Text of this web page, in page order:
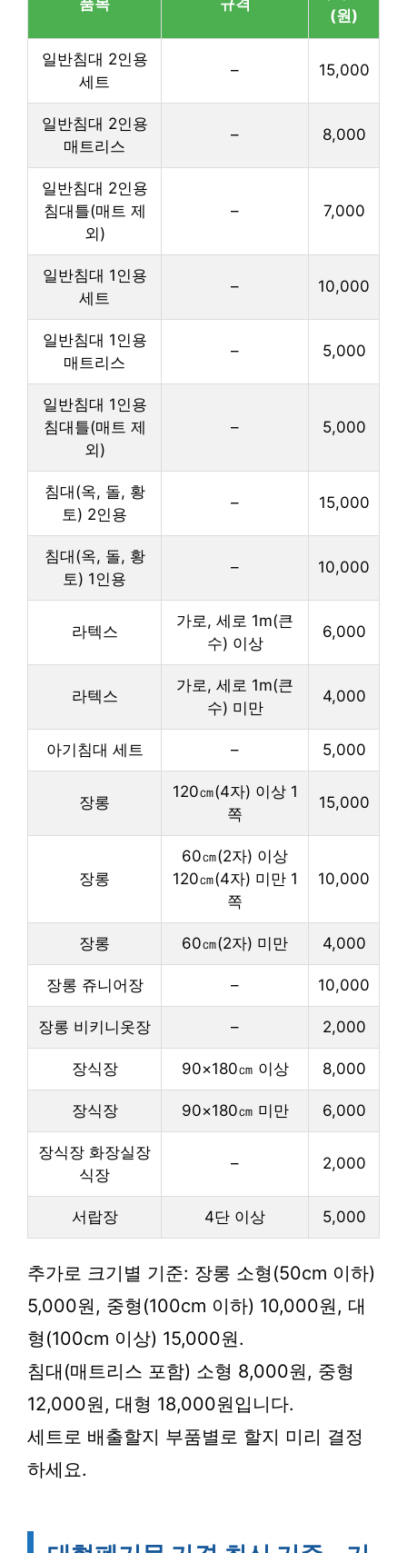
품목 규격
(원)
일반침대 2인용
세트
– 15,000
일반침대 2인용
매트리스
– 8,000
일반침대 2인용
침대틀(매트 제
외)
– 7,000
일반침대 1인용
세트
– 10,000
일반침대 1인용
매트리스
– 5,000
일반침대 1인용
침대틀(매트 제
외)
– 5,000
침대(옥, 돌, 황
토) 2인용
– 15,000
침대(옥, 돌, 황
토) 1인용
– 10,000
라텍스
가로, 세로 1m(큰
수) 이상
6,000
라텍스
가로, 세로 1m(큰
수) 미만
4,000
아기침대 세트 – 5,000
장롱
120㎝(4자) 이상 1
쪽
15,000
장롱
60㎝(2자) 이상
120㎝(4자) 미만 1
쪽
10,000
장롱 60㎝(2자) 미만 4,000
장롱 쥬니어장 – 10,000
장롱 비키니옷장 – 2,000
장식장 90×180㎝ 이상 8,000
장식장 90×180㎝ 미만 6,000
장식장 화장실장
식장
– 2,000
서랍장 4단 이상 5,000
추가로 크기별 기준: 장롱 소형(50cm 이하)
5,000원, 중형(100cm 이하) 10,000원, 대
형(100cm 이상) 15,000원.
침대(매트리스 포함) 소형 8,000원, 중형
12,000원, 대형 18,000원입니다.
세트로 배출할지 부품별로 할지 미리 결정
하세요.